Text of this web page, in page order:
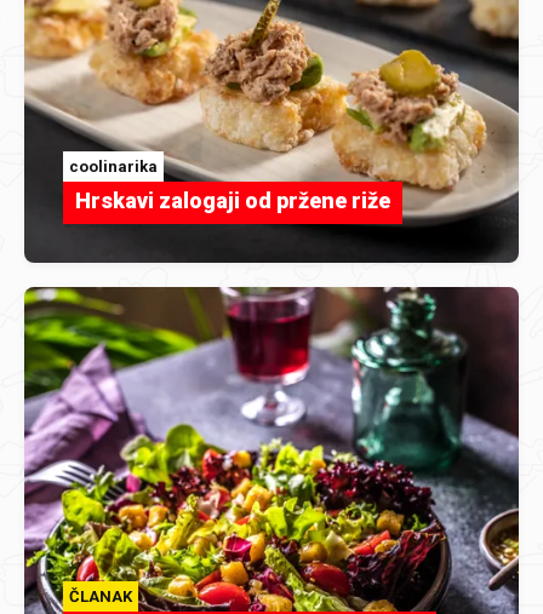
coolinarika
Hrskavi zalogaji od pržene riže
ČLANAK